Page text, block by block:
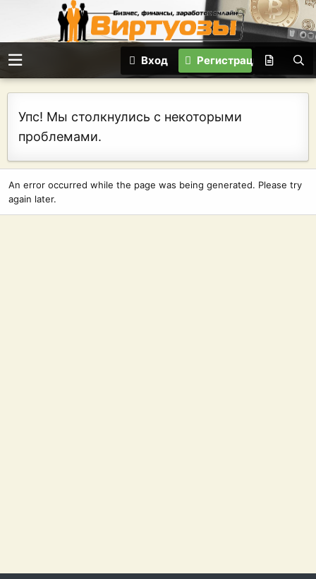
Вход Регистрация
Упс! Мы столкнулись с некоторыми
проблемами.
An error occurred while the page was being generated. Please try
again later.